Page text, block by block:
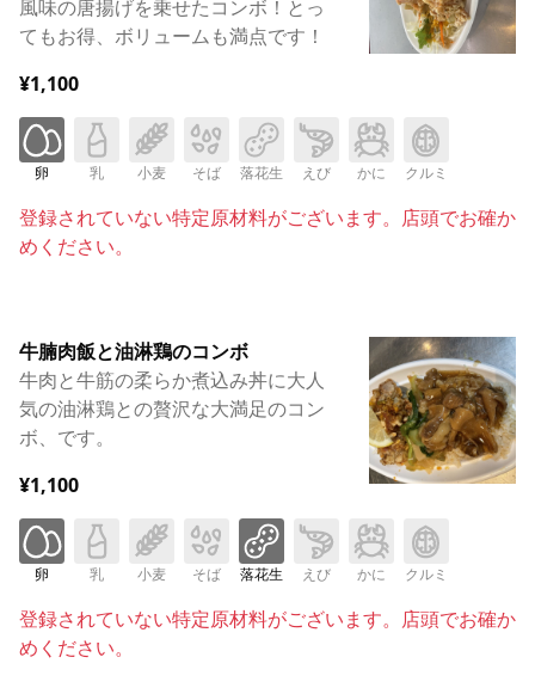
風味の唐揚げを乗せたコンボ！とっ
てもお得、ボリュームも満点です！
¥1,100
卵 乳 小麦 そば 落花生 えび かに クルミ
登録されていない特定原材料がございます。店頭でお確か
めください。
牛腩肉飯と油淋鶏のコンボ
牛肉と牛筋の柔らか煮込み丼に大人
気の油淋鶏との贅沢な大満足のコン
ボ、です。
¥1,100
卵 乳 小麦 そば 落花生 えび かに クルミ
登録されていない特定原材料がございます。店頭でお確か
めください。